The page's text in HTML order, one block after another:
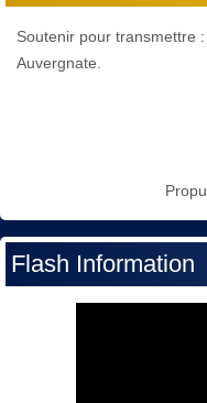
Soutenir pour transmettre
Auvergnate.
Flash Information